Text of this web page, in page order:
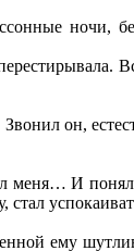
ночи,
он,
меня… И
стал
ему